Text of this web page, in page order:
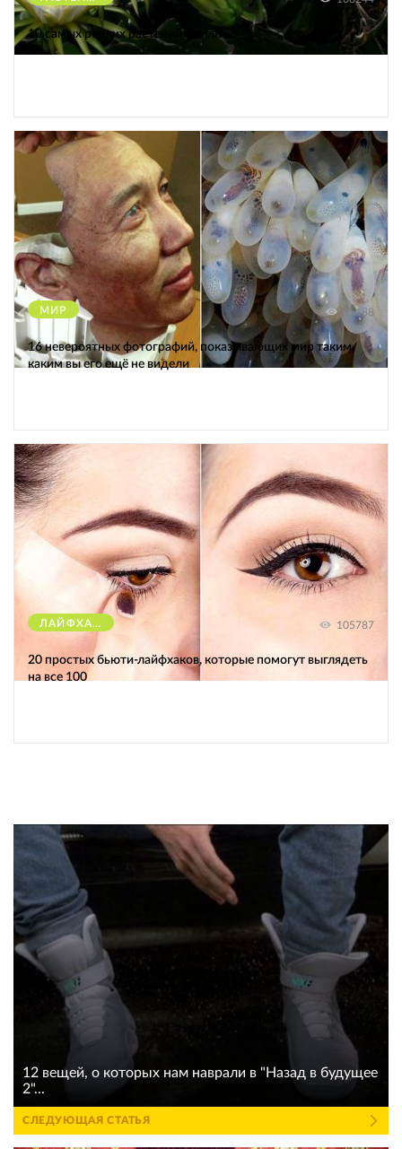
10 самых редких растений Земли
МИР 12188
16 невероятных фотографий, показывающих мир таким,
каким вы его ещё не видели
ЛАЙФХАКИ 105787
20 простых бьюти-лайфхаков, которые помогут выглядеть
на все 100
12 вещей, о которых нам наврали в "Назад в будущее
2"...
СЛЕДУЮЩАЯ СТАТЬЯ